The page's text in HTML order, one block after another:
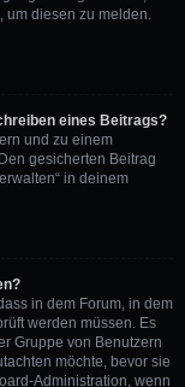
um diesen zu melden.
eines Beitrags?
und zu einem
gesicherten Beitrag
in deinem
in dem Forum, in dem
werden müssen. Es
Gruppe von Benutzern
möchte, bevor sie
Administration, wenn